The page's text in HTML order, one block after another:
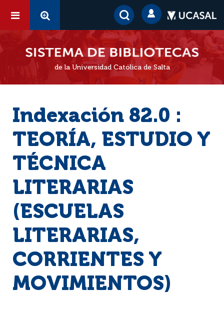
de la Universidad Católica de Salta
Indexación 82.0 :
TEORÍA, ESTUDIO Y
TÉCNICA
LITERARIAS
(ESCUELAS
LITERARIAS,
CORRIENTES Y
MOVIMIENTOS)